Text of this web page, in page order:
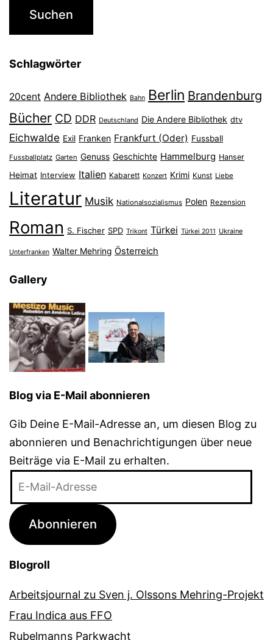
Schlagwörter
20cent Andere Bibliothek Bahn Berlin Brandenburg
Bücher CD DDR Deutschland Die Andere Bibliothek dtv
Eichwalde Exil Franken Frankfurt (Oder) Fussball
Fussballplatz Garten Genuss Geschichte Hammelburg Hanser
Heimat Interview Italien Kabarett Konzert Krimi Kunst Liebe
Literatur Musik Nationalsozialismus Polen Rezension
Roman S. Fischer SPD Trikont Türkei Türkei 2011 Ukraine
Unterfranken Walter Mehring Österreich
Gallery
Blog via E-Mail abonnieren
Gib Deine E-Mail-Adresse an, um diesen Blog zu
abonnieren und Benachrichtigungen über neue
Beiträge via E-Mail zu erhalten.
Adresse
Abonnieren
Blogroll
Arbeitsjournal zu Sven j. Olssons Mehring-Projekt
Frau Indica aus FFO
Rubelmanns Parkwacht